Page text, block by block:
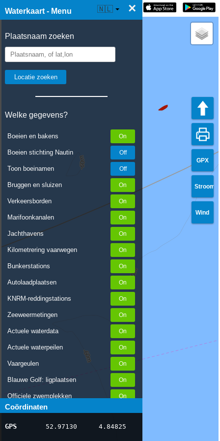
Waterkaart - Menu ×
Plaatsnaam zoeken
Welke gegevens?
Boeien en bakens
Boeien stichting Nautin
Toon boeinamen
Bruggen en sluizen
Verkeersborden
Marifoonkanalen
Jachthavens
Kilometrering vaarwegen
Bunkerstations
Autolaadplaatsen
KNRM-reddingstations
Zeeweermetingen
Actuele waterdata
Actuele waterpeilen
Vaargeulen
Blauwe Golf: ligplaatsen
Officiele zwemplekken
Stremmingen/hinder
AIS scheepsposities
Coördinaten
GPS 52.97130 4.84825
☰ Waterkaart Live 🇳🇱
GPX
Stroom
Wind